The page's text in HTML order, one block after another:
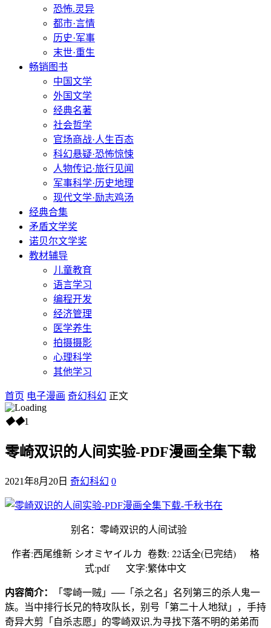
恐怖.灵异
都市·言情
历史·军事
末世·重生
畅销图书
中国文学
外国文学
经典名著
社会哲学
官场商战·人生百态
科幻悬疑·恐怖惊悚
人物传记·旅行见闻
军事科学·历史地理
现代文学·励志鸡汤
经典合集
矛盾文学奖
诺贝尔文学奖
教材辅导
儿童教育
语言学习
编程开发
经济管理
医学养生
拍摄摄影
心理科学
其他学习
首页 电子漫画 奇幻科幻 正文
◆◆1
零崎双识的人间实验-PDF漫画全集下载
2021年8月20日 奇幻科幻 0
别名：零崎双识的人间试验
作者:西尾维新 シオミヤイルカ 卷数: 22话全(已完结) 格
式:pdf 文字:繁体中文
内容简介：
「零崎一贼」──「杀之名」名列第三的杀人鬼一
族。当中排行长兄的特攻队长，别号「第二十人地狱」，手持
奇异大剪「自杀志愿」的零崎双识,为寻找下落不明的弟弟而